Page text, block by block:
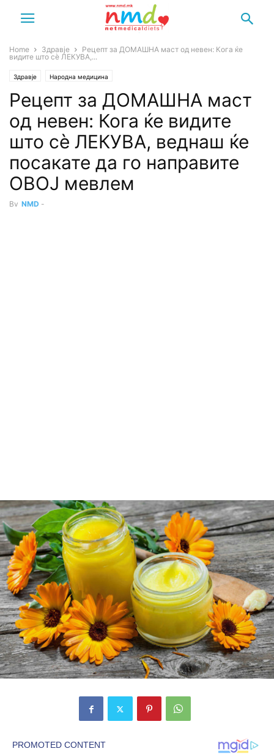
Home Здравје
Рецепт за ДОМАШНА маст од невен: Кога ќе
видите што сè ЛЕКУВА,...
Здравје Народна медицина
Рецепт за ДОМАШНА маст
од невен: Кога ќе видите
што сè ЛЕКУВА, веднаш ќе
посакате да го направите
ОВОЈ мевлем
By NMD -